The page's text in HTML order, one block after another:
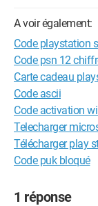
A voir également:
Code playstation
Code psn 12
Carte cadeau
Code ascii
Code activation
Telecharger
Télécharger play
Code puk bloqué
1 réponse